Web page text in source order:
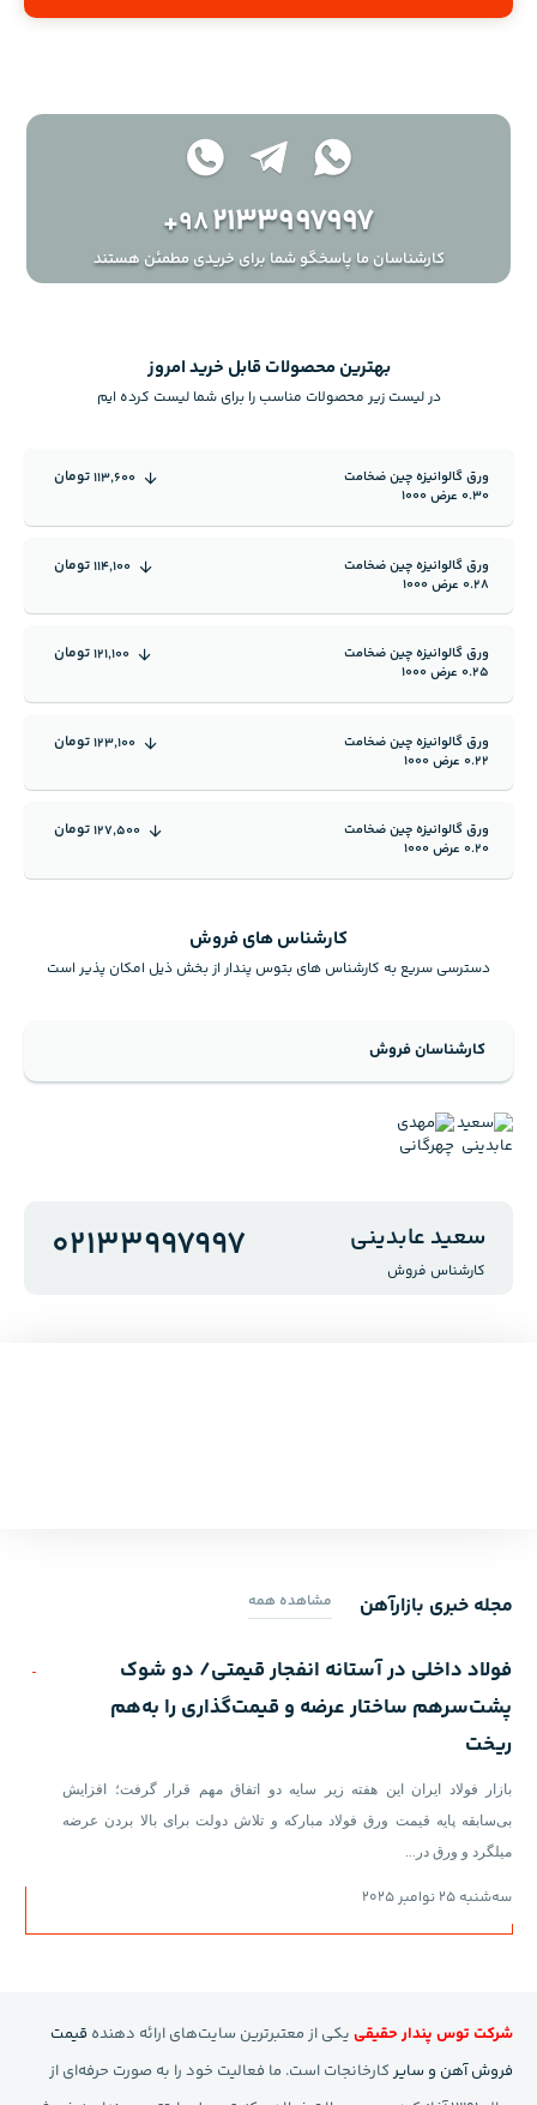
+982133997997
کارشناسان ما پاسخگو شما برای خریدی مطمئن هستند
بهترین محصولات قابل خرید امروز
در لیست زیر محصولات مناسب را برای شما لیست کرده ایم
ورق گالوانیزه چین ضخامت
0.30 عرض 1000
113,600تومان
ورق گالوانیزه چین ضخامت
0.28 عرض 1000
114,100تومان
ورق گالوانیزه چین ضخامت
0.25 عرض 1000
121,100تومان
ورق گالوانیزه چین ضخامت
0.22 عرض 1000
123,100تومان
ورق گالوانیزه چین ضخامت
0.20 عرض 1000
127,500تومان
کارشناس های فروش
دسترسی سریع به کارشناس های بتوس پندار از بخش ذیل امکان پذیر است
کارشناسان فروش
سعید عابدینی
کارشناس فروش
02133997997
مجله خبری بازارآهن مشاهده همه
فولاد داخلی در آستانه انفجار قیمتی/ دو شوک
پشت‌سرهم ساختار عرضه و قیمت‌گذاری را به‌هم
ریخت
بازار فولاد ایران این هفته زیر سایه دو اتفاق مهم قرار گرفت؛ افزایش
بی‌سابقه پایه قیمت ورق فولاد مبارکه و تلاش دولت برای بالا بردن عرضه
میلگرد و ورق در…
سه‌شنبه 25 نوامبر 2025
شرکت توس پندار حقیقی یکی از معتبرترین سایت‌های ارائه دهنده قیمت
فروش آهن و سایر کارخانجات است. ما فعالیت خود را به صورت حرفه‌ای از